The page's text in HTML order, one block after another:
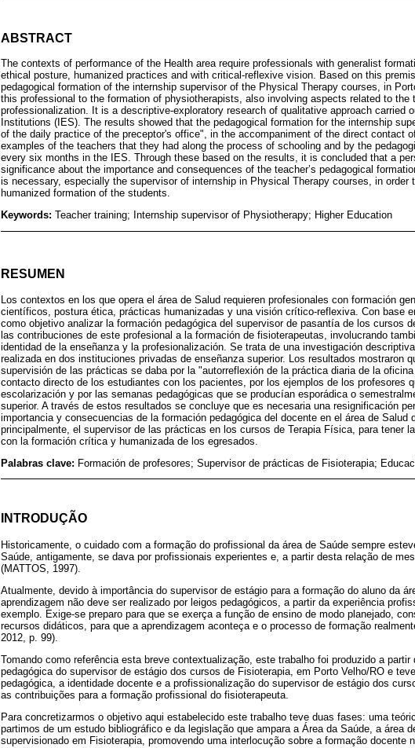
ABSTRACT
The contexts of performance of the Health area require professionals with generalist
ethical posture, humanized practices and with critical-reflexive vision. Based on this
pedagogical formation of the internship supervisor of the Physical Therapy courses, in
this professional to the formation of physiotherapists, also involving aspects related to the
professionalization. It is a descriptive-exploratory research of qualitative approach carried
Institutions (IES). The results showed that the pedagogical formation for the internship
of the daily practice of the preceptor's office", in the accompaniment of the direct contact
examples of the teachers that they had along the process of schooling and by the
every six months in the IES. Through these based on the results, it is concluded that a
significance about the importance and consequences of the teacher’s pedagogical
is necessary, especially the supervisor of internship in Physical Therapy courses, in
humanized formation of the students.
Keywords: Teacher training; Internship supervisor of Physiotherapy; Higher Education
RESUMEN
Los contextos en los que opera el área de Salud requieren profesionales con formación
científicos, postura ética, prácticas humanizadas y una visión crítico-reflexiva. Con base
como objetivo analizar la formación pedagógica del supervisor de pasantía de los cursos
las contribuciones de este profesional a la formación de fisioterapeutas, involucrando
identidad de la enseñanza y la profesionalización. Se trata de una investigación
realizada en dos instituciones privadas de enseñanza superior. Los resultados mostraron
supervisión de las prácticas se daba por la "autorreflexión de la práctica diaria de la
contacto directo de los estudiantes con los pacientes, por los ejemplos de los profesores
escolarización y por las semanas pedagógicas que se producían esporádica o
superior. A través de estos resultados se concluye que es necesaria una resignificación
importancia y consecuencias de la formación pedagógica del docente en el área de Salud
principalmente, el supervisor de las prácticas en los cursos de Terapia Física, para tener
con la formación crítica y humanizada de los egresados.
Palabras clave: Formación de profesores; Supervisor de prácticas de Fisioterapia;
INTRODUÇÃO
Historicamente, o cuidado com a formação do profissional da área de Saúde sempre
Saúde, antigamente, se dava por profissionais experientes e, a partir desta relação de
(MATTOS, 1997).
Atualmente, devido à importância do supervisor de estágio para a formação do aluno da
aprendizagem não deve ser realizado por leigos pedagógicos, a partir da experiência
exemplo. Exige-se preparo para que se exerça a função de ensino de modo planejado,
recursos didáticos, para que a aprendizagem aconteça e o processo de formação
2012, p. 99).
Tomando como referência esta breve contextualização, este trabalho foi produzido a
pedagógica do supervisor de estágio dos cursos de Fisioterapia, em Porto Velho/RO e
pedagógica, a identidade docente e a profissionalização do supervisor de estágio dos
as contribuições para a formação profissional do fisioterapeuta.
Para concretizarmos o objetivo aqui estabelecido este trabalho teve duas fases: uma
partimos de um estudo bibliográfico e da legislação que ampara a Área da Saúde, a área
supervisionado em Fisioterapia, promovendo uma interlocução sobre a formação docente